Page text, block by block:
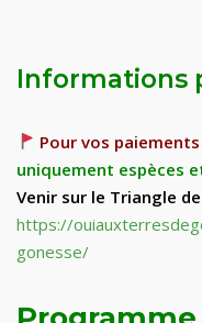
Informations
Pour vos
uniquement espèces
Venir sur le Triangle
https://
gonesse/